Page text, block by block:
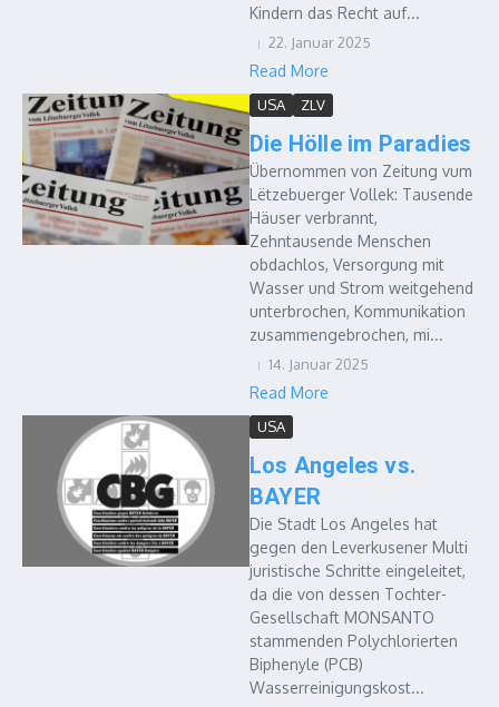
Kindern das Recht auf...
22. Januar 2025
Read More
USA ZLV
Die Hölle im Paradies
Übernommen von Zeitung vum
Lëtzebuerger Vollek: Tausende
Häuser verbrannt,
Zehntausende Menschen
obdachlos, Versorgung mit
Wasser und Strom weitgehend
unterbrochen, Kommunikation
zusammengebrochen, mi...
14. Januar 2025
Read More
USA
Los Angeles vs.
BAYER
Die Stadt Los Angeles hat
gegen den Leverkusener Multi
juristische Schritte eingeleitet,
da die von dessen Tochter-
Gesellschaft MONSANTO
stammenden Polychlorierten
Biphenyle (PCB)
Wasserreinigungskost...